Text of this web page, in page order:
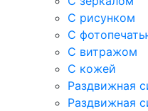
С рисунком
С
С витражом
С кожей
Раздвижная
Раздвижная